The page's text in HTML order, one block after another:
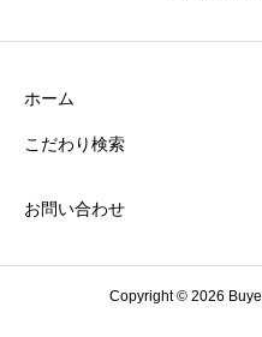
ホーム
こだわり検索
お問い合わせ
Copyright © 2026